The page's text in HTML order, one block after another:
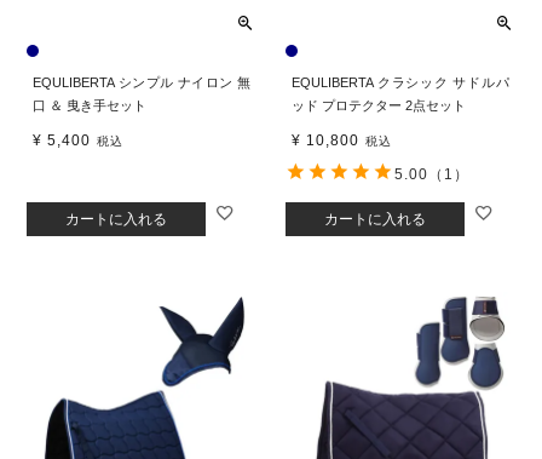
EQULIBERTA シンプル ナイロン 無
口 ＆ 曳き手セット
¥ 5,400 税込
カートに入れる
EQULIBERTA クラシック サドルパ
ッド プロテクター 2点セット
¥ 10,800 税込
カートに入れる
5.00 （1）